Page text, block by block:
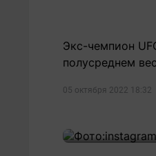
Экс-чемпион
полусреднем
05 октября 2022 18:32